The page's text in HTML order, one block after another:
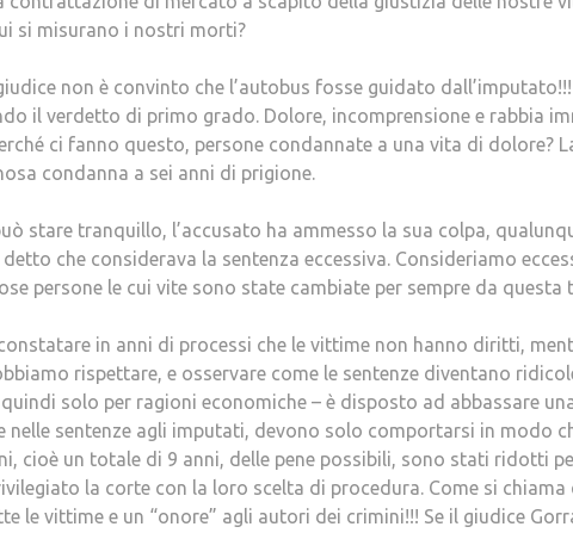
si misurano i nostri morti?
non è convinto che l’autobus fosse guidato
il verdetto di primo grado. Dolore, incomprensione e rabbia
ci fanno questo, persone condannate a una vita di dolore?
condanna a sei anni di prigione.
stare tranquillo, l’accusato ha ammesso la sua colpa,
detto che considerava la sentenza eccessiva. Consideriamo
persone le cui vite sono state cambiate per sempre da questa
in anni di processi che le vittime non hanno diritti,
rispettare, e osservare come le sentenze diventano
solo per ragioni economiche – è disposto ad abbassare
nelle sentenze agli imputati, devono solo comportarsi in modo
cioè un totale di 9 anni, delle pene possibili, sono stati ridotti
la corte con la loro scelta di procedura. Come si chiama
le vittime e un “onore” agli autori dei crimini!!! Se il giudice